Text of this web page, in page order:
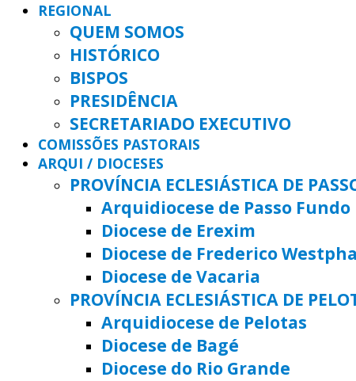
REGIONAL
QUEM SOMOS
HISTÓRICO
BISPOS
PRESIDÊNCIA
SECRETARIADO EXECUTIVO
COMISSÕES PASTORAIS
ARQUI / DIOCESES
PROVÍNCIA ECLESIÁSTICA DE
Arquidiocese de Passo Fundo
Diocese de Erexim
Diocese de Frederico
Diocese de Vacaria
PROVÍNCIA ECLESIÁSTICA DE
Arquidiocese de Pelotas
Diocese de Bagé
Diocese do Rio Grande